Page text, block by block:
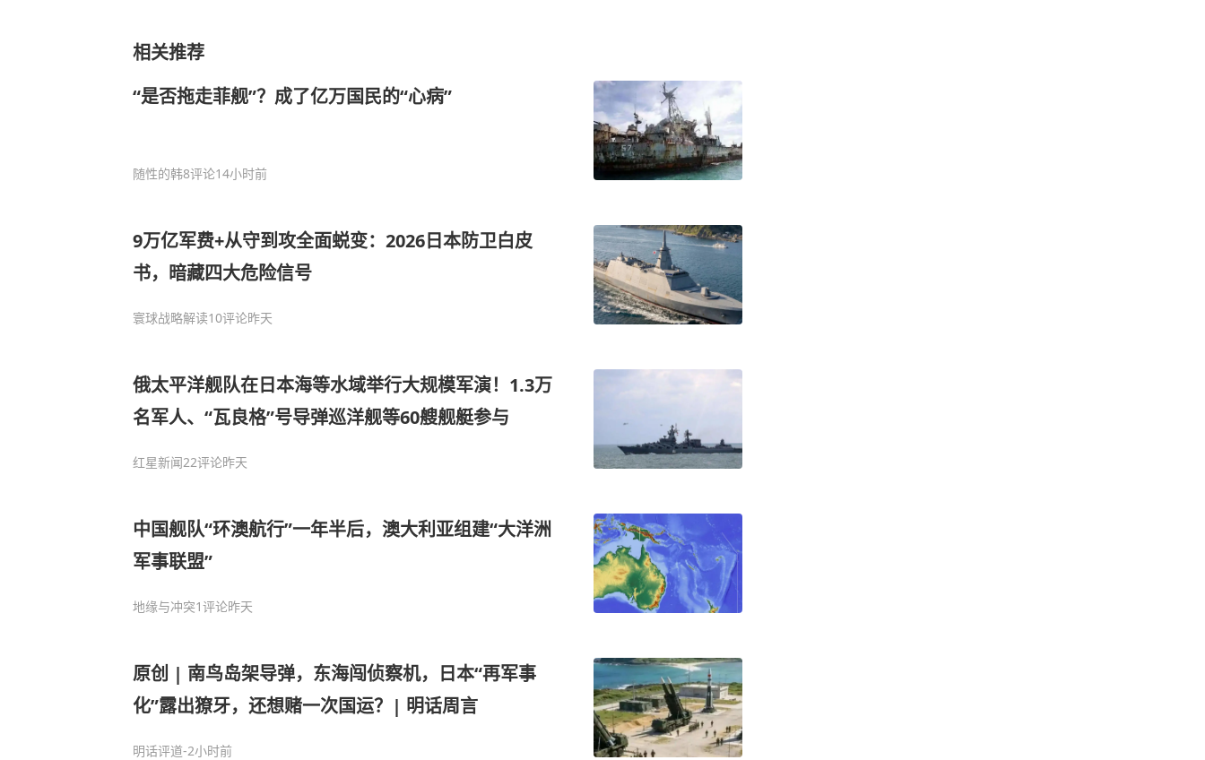
相关推荐
“是否拖走菲舰”？成了亿万国民的“心病”
随性的韩8评论14小时前
9万亿军费+从守到攻全面蜕变：2026日本防卫白皮
书，暗藏四大危险信号
寰球战略解读10评论昨天
俄太平洋舰队在日本海等水域举行大规模军演！1.3万
名军人、“瓦良格”号导弹巡洋舰等60艘舰艇参与
红星新闻22评论昨天
中国舰队“环澳航行”一年半后，澳大利亚组建“大洋洲
军事联盟”
地缘与冲突1评论昨天
原创 | 南鸟岛架导弹，东海闯侦察机，日本“再军事
化”露出獠牙，还想赌一次国运？| 明话周言
明话评道-2小时前